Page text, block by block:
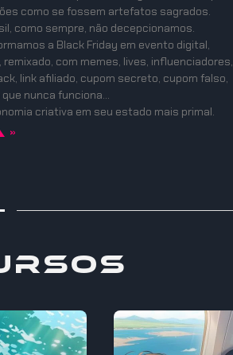
como se fossem artefatos sagrados.
como sempre, não decepcionamos.
a Black Friday em evento digital,
remixado, com memes, lives, influenciadores,
link afiliado, cupom secreto, cupom falso,
que nunca funciona…
criativa em seu estado mais primal.
»